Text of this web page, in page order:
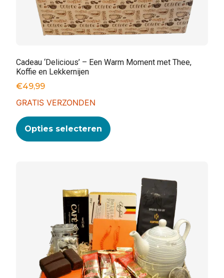
Cadeau ‘Delicious’ – Een Warm Moment met Thee,
Koffie en Lekkernijen
€49,99
GRATIS VERZONDEN
Opties selecteren